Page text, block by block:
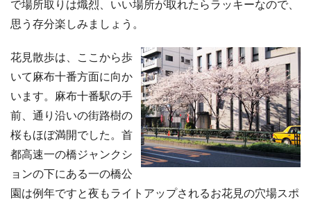
で場所取りは熾烈、いい場所が取れたらラッキーなので、
思う存分楽しみましょう。
花見散歩は、ここから歩
いて麻布十番方面に向か
います。麻布十番駅の手
前、通り沿いの街路樹の
桜もほぼ満開でした。首
都高速一の橋ジャンクシ
ョンの下にある一の橋公
園は例年ですと夜もライトアップされるお花見の穴場スポ